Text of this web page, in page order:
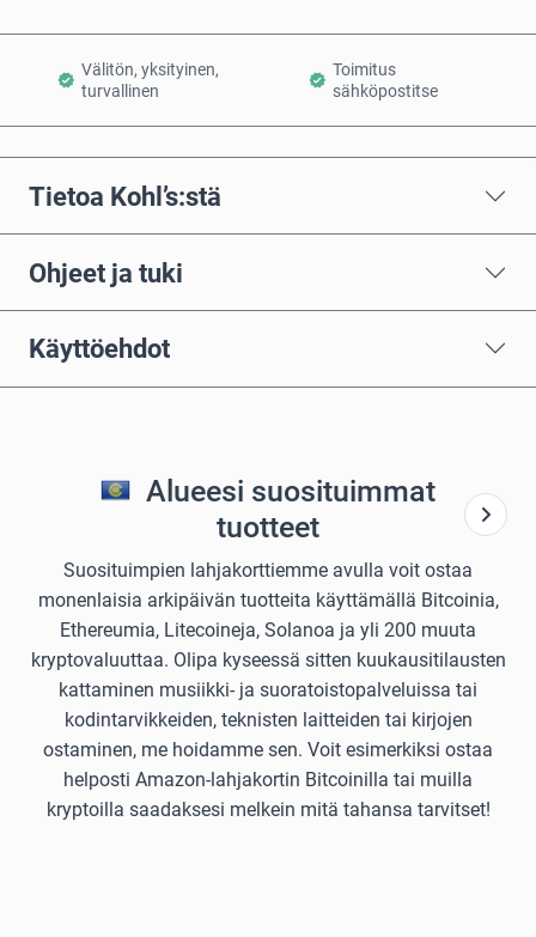
Välitön, yksityinen,
turvallinen
Toimitus
sähköpostitse
Tietoa Kohl’s:stä
Ohjeet ja tuki
Käyttöehdot
Alueesi suosituimmat
tuotteet
Suosituimpien lahjakorttiemme avulla voit ostaa
monenlaisia arkipäivän tuotteita käyttämällä Bitcoinia,
Ethereumia, Litecoineja, Solanoa ja yli 200 muuta
kryptovaluuttaa. Olipa kyseessä sitten kuukausitilausten
kattaminen musiikki- ja suoratoistopalveluissa tai
kodintarvikkeiden, teknisten laitteiden tai kirjojen
ostaminen, me hoidamme sen. Voit esimerkiksi ostaa
helposti Amazon-lahjakortin Bitcoinilla tai muilla
kryptoilla saadaksesi melkein mitä tahansa tarvitset!